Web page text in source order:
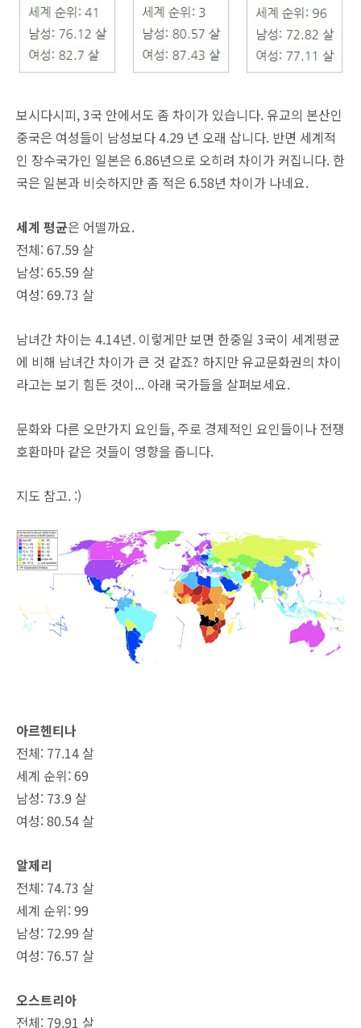
보시다시피, 3국 안에서도 좀 차이가 있습니다. 유교의 본산인
중국은 여성들이 남성보다 4.29 년 오래 삽니다. 반면 세계적
인 장수국가인 일본은 6.86년으로 오히려 차이가 커집니다. 한
국은 일본과 비슷하지만 좀 적은 6.58년 차이가 나네요.
세계 평균은 어떨까요.
전체: 67.59 살
남성: 65.59 살
여성: 69.73 살
남녀간 차이는 4.14년. 이렇게만 보면 한중일 3국이 세계평균
에 비해 남녀간 차이가 큰 것 같죠? 하지만 유교문화권의 차이
라고는 보기 힘든 것이... 아래 국가들을 살펴보세요.
문화와 다른 오만가지 요인들, 주로 경제적인 요인들이나 전쟁
호환마마 같은 것들이 영향을 줍니다.
지도 참고. :)
아르헨티나
전체: 77.14 살
세계 순위: 69
남성: 73.9 살
여성: 80.54 살
알제리
전체: 74.73 살
세계 순위: 99
남성: 72.99 살
여성: 76.57 살
오스트리아
전체: 79.91 살